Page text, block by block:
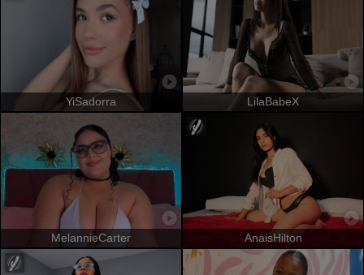
YiSadorra LilaBabeX
MelannieCarter AnaisHilton